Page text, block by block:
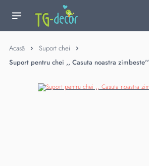
Acasă
Suport chei
Suport pentru chei ,, Casuta noastra zimbeste''